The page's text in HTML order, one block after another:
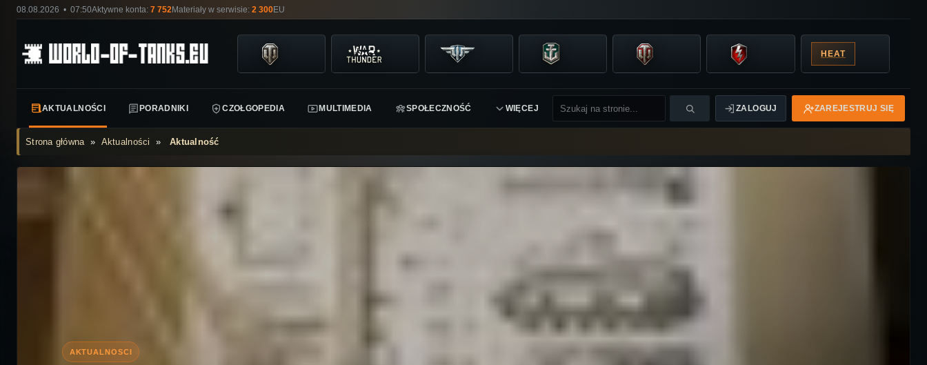
08.08.2026 • 07:50Aktywne konta: 7 752Materiały w serwisie: 2 300EU
HEAT
AKTUALNOŚCI PORADNIKI CZOŁGOPEDIA MULTIMEDIA SPOŁECZNOŚĆ WIĘCEJ ZALOGUJ ZAREJESTRUJ SIĘ
Strona główna» Aktualności »Aktualność